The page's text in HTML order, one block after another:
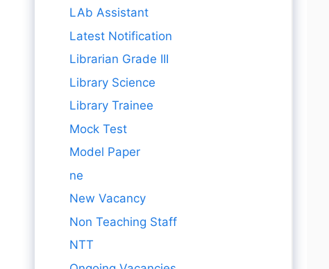
LAb Assistant
Latest Notification
Librarian Grade III
Library Science
Library Trainee
Mock Test
Model Paper
ne
New Vacancy
Non Teaching Staff
NTT